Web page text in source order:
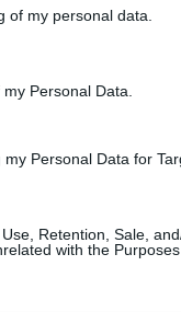
of my personal data.
Personal Data.
Personal Data for
Retention, Sale,
with the
PRODUKTY: